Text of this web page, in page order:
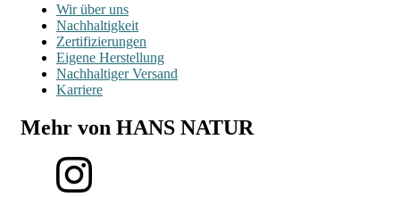
Wir über uns
Nachhaltigkeit
Zertifizierungen
Eigene Herstellung
Nachhaltiger Versand
Karriere
Mehr von HANS NATUR